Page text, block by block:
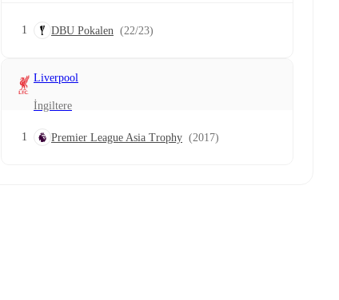
1 DBU Pokalen (22/23)
Liverpool
İngiltere
1 Premier League Asia Trophy (2017)